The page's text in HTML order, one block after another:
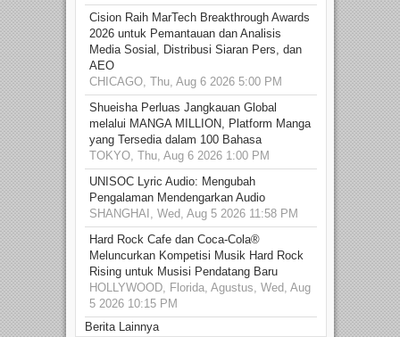
Cision Raih MarTech Breakthrough Awards
2026 untuk Pemantauan dan Analisis
Media Sosial, Distribusi Siaran Pers, dan
AEO
CHICAGO, Thu, Aug 6 2026 5:00 PM
Shueisha Perluas Jangkauan Global
melalui MANGA MILLION, Platform Manga
yang Tersedia dalam 100 Bahasa
TOKYO, Thu, Aug 6 2026 1:00 PM
UNISOC Lyric Audio: Mengubah
Pengalaman Mendengarkan Audio
SHANGHAI, Wed, Aug 5 2026 11:58 PM
Hard Rock Cafe dan Coca-Cola®
Meluncurkan Kompetisi Musik Hard Rock
Rising untuk Musisi Pendatang Baru
HOLLYWOOD, Florida, Agustus, Wed, Aug
5 2026 10:15 PM
Berita Lainnya